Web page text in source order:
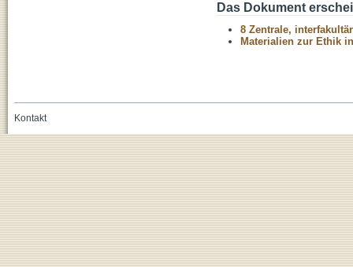
Das Dokument
8 Zentrale,
Materialien zur Ethik
Kontakt